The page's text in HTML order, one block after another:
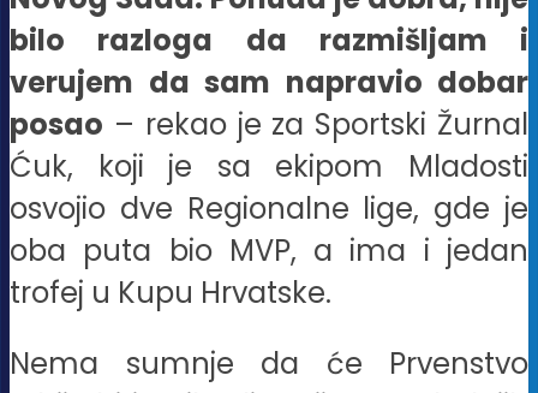
bilo razloga da razmišljam i
verujem da sam napravio dobar
posao – rekao je za Sportski Žurnal
Ćuk, koji je sa ekipom Mladosti
osvojio dve Regionalne lige, gde je
oba puta bio MVP, a ima i jedan
trofej u Kupu Hrvatske.
Nema sumnje da će Prvenstvo